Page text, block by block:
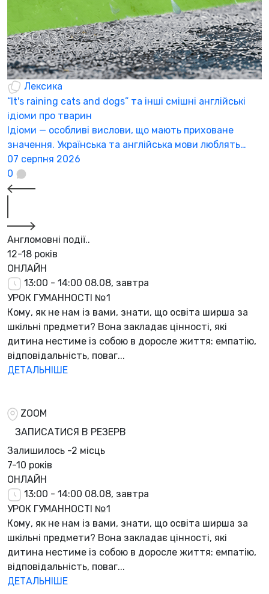
Лексика
“It's raining cats and dogs” та інші смішні англійські
ідіоми про тварин
Ідіоми — особливі вислови, що мають приховане
значення. Українська та англійська мови люблять…
07 серпня 2026
0
Англомовні події..
12-18 років
ОНЛАЙН
13:00 - 14:00 08.08, завтра
УРОК ГУМАННОСТІ №1
Кому, як не нам із вами, знати, що освіта ширша за
шкільні предмети? Вона закладає цінності, які
дитина нестиме із собою в доросле життя: емпатію,
відповідальність, поваг...
ДЕТАЛЬНІШЕ
ZOOM
ЗАПИСАТИСЯ В РЕЗЕРВ
Залишилось -2 місць
7-10 років
ОНЛАЙН
13:00 - 14:00 08.08, завтра
УРОК ГУМАННОСТІ №1
Кому, як не нам із вами, знати, що освіта ширша за
шкільні предмети? Вона закладає цінності, які
дитина нестиме із собою в доросле життя: емпатію,
відповідальність, поваг...
ДЕТАЛЬНІШЕ